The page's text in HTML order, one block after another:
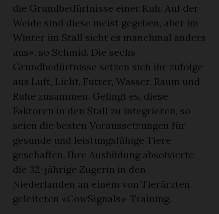
die Grundbedürfnisse einer Kuh. Auf der
Weide sind diese meist gegeben, aber im
Winter im Stall sieht es manchmal anders
aus», so Schmid. Die sechs
Grundbedürfnisse setzen sich ihr zufolge
aus Luft, Licht, Futter, Wasser, Raum und
Ruhe zusammen. Gelingt es, diese
Faktoren in den Stall zu integrieren, so
seien die besten Voraussetzungen für
gesunde und leistungsfähige Tiere
geschaffen. Ihre Ausbildung absolvierte
die 32-jährige Zugerin in den
Niederlanden an einem von Tierärzten
geleiteten «CowSignals»-Training.